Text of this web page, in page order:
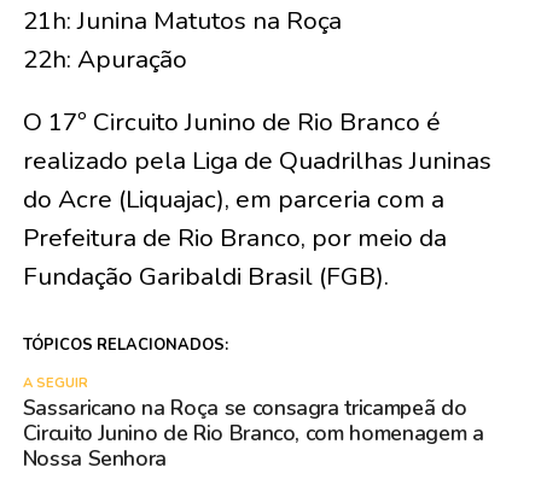
21h: Junina Matutos na Roça
22h: Apuração
O 17º Circuito Junino de Rio Branco é
realizado pela Liga de Quadrilhas Juninas
do Acre (Liquajac), em parceria com a
Prefeitura de Rio Branco, por meio da
Fundação Garibaldi Brasil (FGB).
TÓPICOS RELACIONADOS:
A SEGUIR
Sassaricano na Roça se consagra tricampeã do
Circuito Junino de Rio Branco, com homenagem a
Nossa Senhora